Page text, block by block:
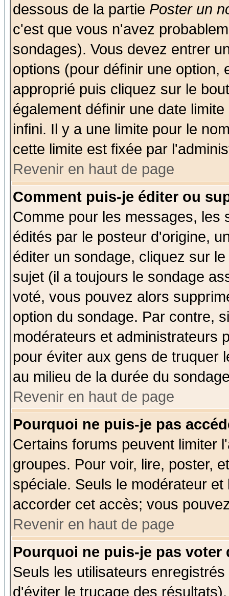
dessous de la partie Poster un
c'est que vous n'avez
sondages). Vous devez entrer
options (pour définir une option,
approprié puis cliquez sur le
également définir une date
infini. Il y a une limite pour le
cette limite est fixée par
Revenir en haut de page
Comment puis-je éditer ou
Comme pour les messages, les
édités par le posteur d'origine,
éditer un sondage, cliquez sur
sujet (il a toujours le sondage
voté, vous pouvez alors
option du sondage. Par contre,
modérateurs et administrateurs
pour éviter aux gens de truquer
au milieu de la durée du
Revenir en haut de page
Pourquoi ne puis-je pas
Certains forums peuvent limiter
groupes. Pour voir, lire, poster,
spéciale. Seuls le modérateur
accorder cet accès; vous
Revenir en haut de page
Pourquoi ne puis-je pas voter
Seuls les utilisateurs
d'éviter le trucage des